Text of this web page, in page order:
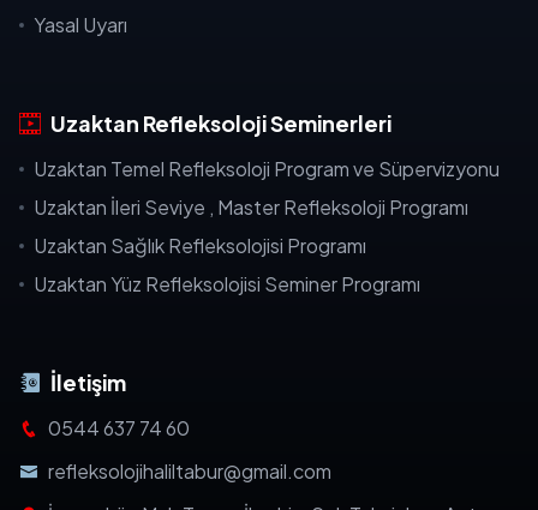
Yasal Uyarı
Uzaktan Refleksoloji Seminerleri
Uzaktan Temel Refleksoloji Program ve Süpervizyonu
Uzaktan İleri Seviye , Master Refleksoloji Programı
Uzaktan Sağlık Refleksolojisi Programı
Uzaktan Yüz Refleksolojisi Seminer Programı
İletişim
0544 637 74 60
refleksolojihaliltabur@gmail.com